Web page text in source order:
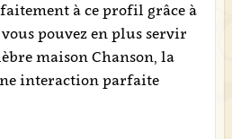
à ce profil grâce à
pouvez en plus servir
maison Chanson, la
interaction parfaite